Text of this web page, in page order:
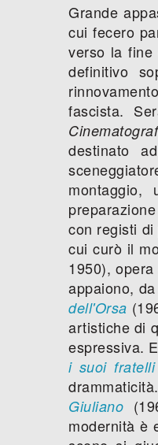
Grande
cui fecero
verso la fine
definitivo
fascista.
destinato
con registi
cui curò il
1950),
appaiono,
dell'Orsa
artistiche di
espressiva.
i suoi fratelli
Giuliano
modernità è